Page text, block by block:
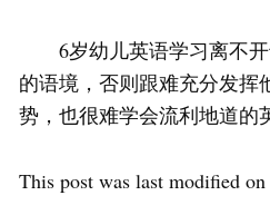
6岁幼儿英语学习离不开
的语境，否则跟难充分发挥
势，也很难学会流利地道的
This post was last modified